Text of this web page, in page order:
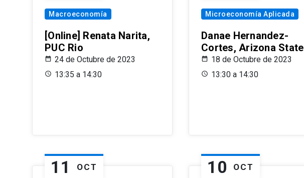
Macroeconomía
[Online] Renata Narita,
PUC Rio
24 de Octubre de 2023
13:35 a 14:30
Microeconomía Aplicada
Danae Hernandez-
Cortes, Arizona State
18 de Octubre de 2023
13:30 a 14:30
11 OCT 10 OCT